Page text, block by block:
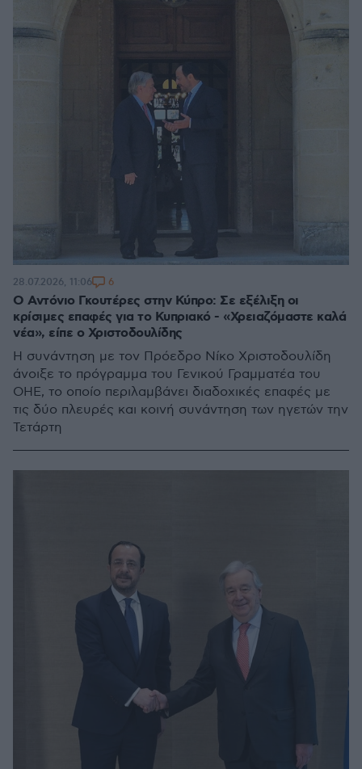
Ο Αντόνιο Γκουτέρες στην Κύπρο: Σε εξέλιξη οι
κρίσιμες επαφές για το Κυπριακό - «Χρειαζόμαστε καλά
νέα», είπε ο Χριστοδουλίδης
Η συνάντηση με τον Πρόεδρο Νίκο Χριστοδουλίδη
άνοιξε το πρόγραμμα του Γενικού Γραμματέα του
ΟΗΕ, το οποίο περιλαμβάνει διαδοχικές επαφές με
τις δύο πλευρές και κοινή συνάντηση των ηγετών την
Τετάρτη
28.07.2026, 11:06 6